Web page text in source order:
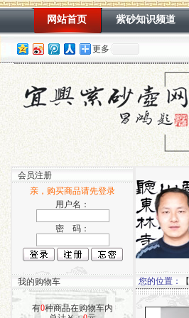
网站首页 紫砂知识频道
更多
会员注册
亲，购买商品请先登录
用户名：
密 码：
我的购物车
有0种商品在购物车内
您的位置： 【